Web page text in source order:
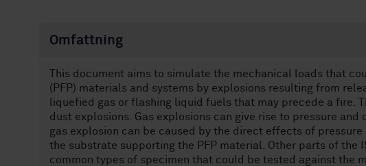
Omfattning
This document aims to simulate the mechanical loads that
(PFP) materials and systems by explosions resulting from
liquefied gas or flashing liquid fuels that may precede a fire.
dust explosions. Gas explosions can give rise to pressure and
gas explosion can be caused by the direct effects of
the substrate supporting the PFP material. Other parts of the
common types of specimen that could be tested against the